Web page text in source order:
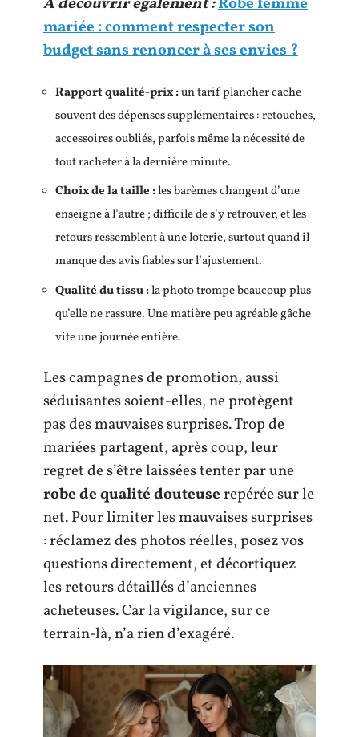
mariée : comment respecter son
budget sans renoncer à ses envies ?
Rapport qualité-prix :un tarif plancher cache
souvent des dépenses supplémentaires : retouches,
accessoires oubliés, parfois même la nécessité de
tout racheter à la dernière minute.
Choix de la taille :les barèmes changent d’une
enseigne à l’autre ; difficile de s’y retrouver, et les
retours ressemblent à une loterie, surtout quand il
manque des avis fiables sur l’ajustement.
Qualité du tissu :la photo trompe beaucoup plus
qu’elle ne rassure. Une matière peu agréable gâche
vite une journée entière.
Les campagnes de promotion, aussi
séduisantes soient-elles, ne protègent
pas des mauvaises surprises. Trop de
mariées partagent, après coup, leur
regret de s’être laissées tenter par une
robe de qualité douteuserepérée sur le
net. Pour limiter les mauvaises surprises
: réclamez des photos réelles, posez vos
questions directement, et décortiquez
les retours détaillés d’anciennes
acheteuses. Car la vigilance, sur ce
terrain-là, n’a rien d’exagéré.